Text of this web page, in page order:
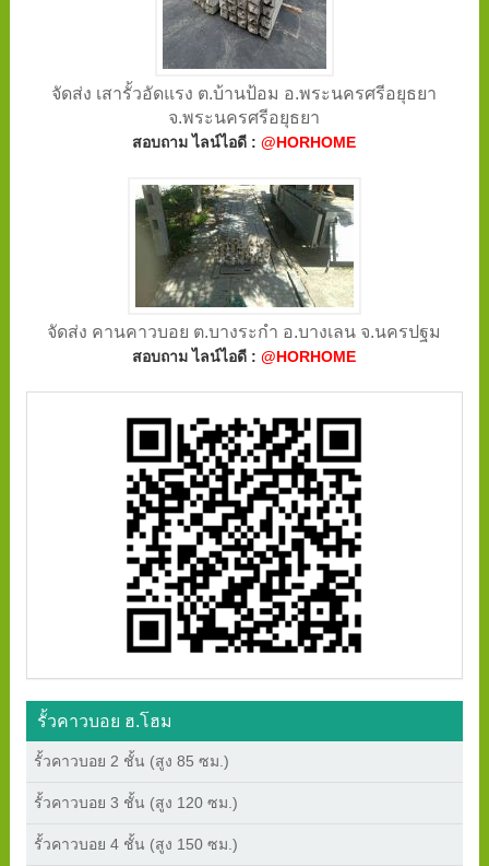
จัดส่ง เสารั้วอัดแรง ต.บ้านป้อม อ.พระนครศรีอยุธยา
จ.พระนครศรีอยุธยา
สอบถาม ไลน์ไอดี :@HORHOME
จัดส่ง คานคาวบอย ต.บางระกำ อ.บางเลน จ.นครปฐม
สอบถาม ไลน์ไอดี :@HORHOME
รั้วคาวบอย ฮ.โฮม
รั้วคาวบอย 2 ชั้น (สูง 85 ซม.)
รั้วคาวบอย 3 ชั้น (สูง 120 ซม.)
รั้วคาวบอย 4 ชั้น (สูง 150 ซม.)